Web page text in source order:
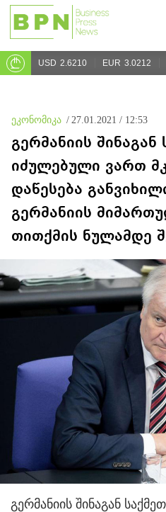
USD 2.6210 EUR 3.0212
ეკონომიკა / 27.01.2021 / 12:53
გერმანიის შინაგან
იძულებული ვართ
დაწესება
გერმანიის
თითქმის ნულამდე
გერმანიის შინაგან